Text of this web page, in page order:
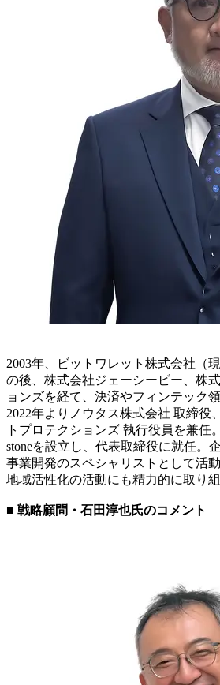
2003年、ビットワレット株式会社（
の後、株式会社ジェーシービー、株
ョンズを経て、決済やフィンテック
2022年よりノウタス株式会社 取締役
トプロテクションズ 執行役員を兼任
stoneを設立し、代表取締役に就任。
事業開発のスペシャリストとして活
地域活性化の活動にも精力的に取り組
■ 戦略顧問・石田淳也氏のコメント